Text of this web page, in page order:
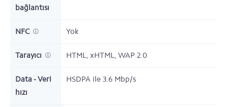
bağlantısı
NFC Yok
Tarayıcı HTML, xHTML, WAP 2.0
Data - Veri
hızı
HSDPA ile 3.6 Mbp/s